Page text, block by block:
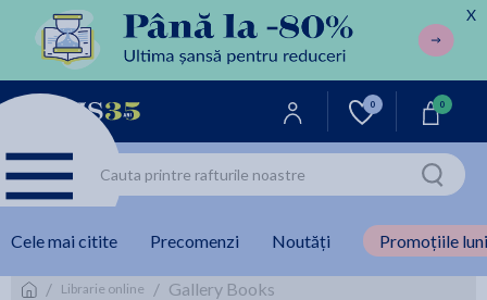
X
0 0
Cele mai citite Precomenzi Noutăți Promoțiile
/ Librarie online / Gallery Books